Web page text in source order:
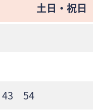
土日・祝日
54